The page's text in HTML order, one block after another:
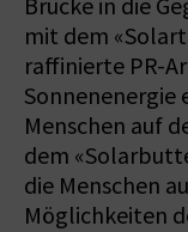
Brücke in die
mit dem
raffinierte PR-
Sonnenenergie
Menschen auf
dem
die Menschen
Möglichkeiten